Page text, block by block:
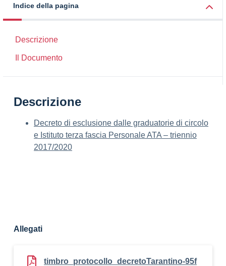
Indice della pagina
Descrizione
Il Documento
Descrizione
Decreto di esclusione dalle graduatorie di circolo
e Istituto terza fascia Personale ATA – triennio
2017/2020
Allegati
timbro_protocollo_decretoTarantino-95f